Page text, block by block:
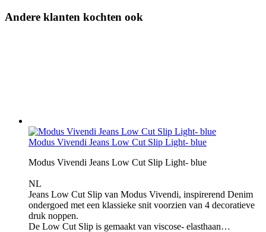
Andere klanten kochten ook
Modus Vivendi Jeans Low Cut Slip Light- blue
Modus Vivendi Jeans Low Cut Slip Light- blue
NL
Jeans Low Cut Slip van Modus Vivendi, inspirerend Denim
ondergoed met een klassieke snit voorzien van 4 decoratieve
druk noppen.
De Low Cut Slip is gemaakt van viscose- elasthaan…